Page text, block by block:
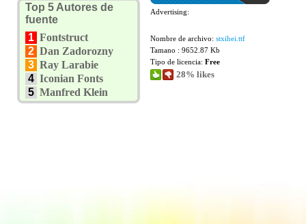
Top 5 Autores de
fuente
1 Fontstruct
2 Dan Zadorozny
3 Ray Larabie
4 Iconian Fonts
5 Manfred Klein
Advertising:
Nombre de archivo: stxihei.ttf
Tamano : 9652.87 Kb
Tipo de licencia: Free
28% likes